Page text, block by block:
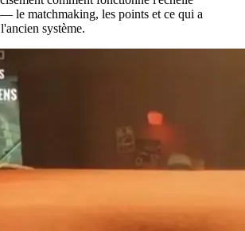
le matchmaking, les points et ce qui a
système.